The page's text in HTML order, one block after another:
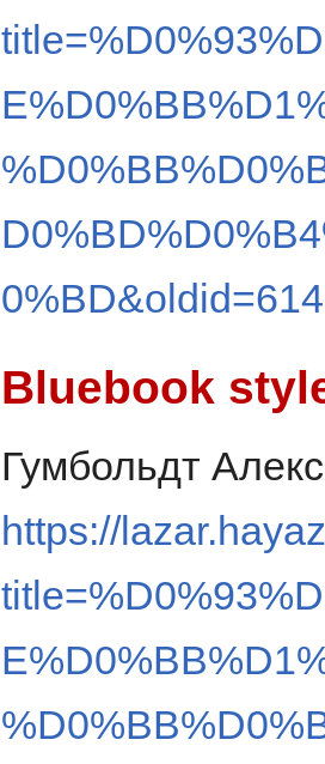
Bluebook
Гумбольдт
https://